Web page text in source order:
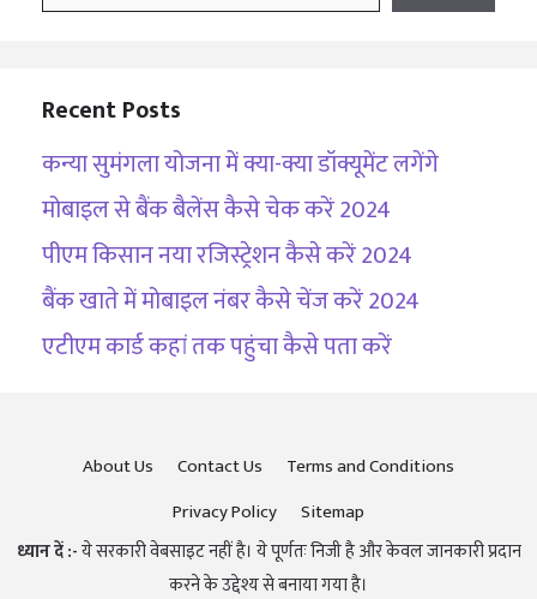
Recent Posts
कन्या सुमंगला योजना में क्या-क्या डॉक्यूमेंट लगेंगे
मोबाइल से बैंक बैलेंस कैसे चेक करें 2024
पीएम किसान नया रजिस्ट्रेशन कैसे करें 2024
बैंक खाते में मोबाइल नंबर कैसे चेंज करें 2024
एटीएम कार्ड कहां तक पहुंचा कैसे पता करें
About Us Contact Us
Terms and Conditions
Privacy Policy
Sitemap
ध्यान दें :-ये सरकारी वेबसाइट नहीं है। ये पूर्णतः निजी है और केवल जानकारी प्रदान
करने के उद्देश्य से बनाया गया है।